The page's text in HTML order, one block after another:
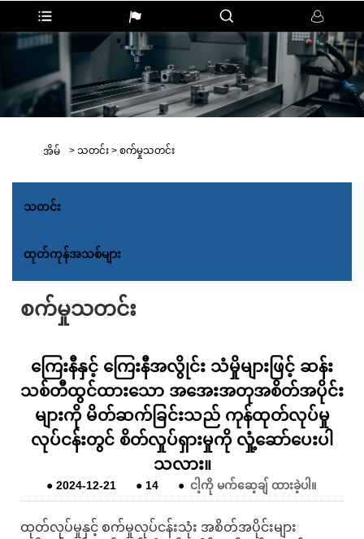
အိမ် > သတင်း > စက်မှုသတင်း
သတင်း
ထုတ်ကုန်အသစ်များ
စက်မှုသတင်း
ကြေးနီနှင့် ကြေးနီအလွိုင်း သံမှိုများဖြင့် ဆန်း
သစ်တီထွင်ထားသော အအေးအတုအစိတ်အပိုင်း
များကို မိတ်ဆက်ခြင်းသည် ကုန်ထုတ်လုပ်မှု
လုပ်ငန်းတွင် စိတ်လှုပ်ရှားမှုကို လှုံ့ဆော်ပေးပါ
သလား။
● 2024-12-21 ● 14 ● ငါ့ကို မက်ဆေ့ချ် ထားခဲ့ပါ။
ထုတ်လုပ်မှုနှင့် စက်မှုလုပ်ငန်းသုံး အစိတ်အပိုင်းများ